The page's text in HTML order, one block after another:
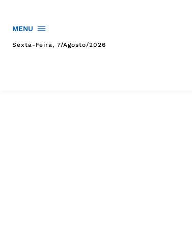
MENU
Sexta-Feira, 7/agosto/2026